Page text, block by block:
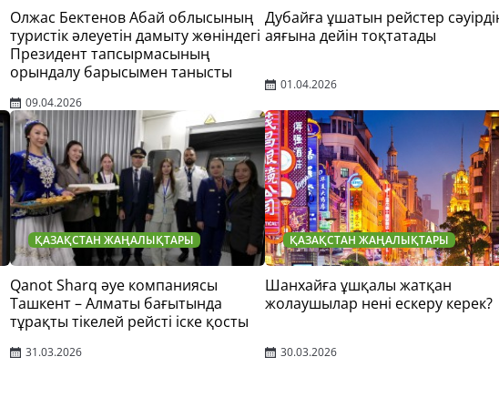
Олжас Бектенов Абай облысының
туристік әлеуетін дамыту жөніндегі
Президент тапсырмасының
орындалу барысымен танысты
09.04.2026
Дубайға ұшатын рейстер
аяғына дейін тоқтатады
01.04.2026
ҚАЗАҚСТАН ЖАҢАЛЫҚТАРЫ
Qanot Sharq әуе компаниясы
Ташкент – Алматы бағытында
тұрақты тікелей рейсті іске қосты
31.03.2026
ҚАЗАҚСТАН ЖАҢАЛЫҚТАРЫ
Шанхайға ұшқалы жатқан
жолаушылар нені ескеру керек?
30.03.2026